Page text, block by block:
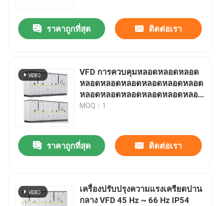
บ้าน
วิดีโอ
เกี่ยวกับเรา
ทัวร์โรงงาน
การควบคุมคุณภาพ
ราคาถูกที่สุด ติดต่อเรา
VFD การควบคุมหลอดหลอดหลอด
หลอดหลอดหลอดหลอดหลอดหลอด
หลอดหลอดหลอดหลอดหลอดหลอด
หลอดหลอดหลอดหลอดหลอดหลอด
หลอดหลอดหลอดหลอดหลอดหลอด
หลอดหลอดหลอดหลอดหลอดหลอด
MOQ：1
ราคาถูกที่สุด ติดต่อเรา
เครื่องปรับปรุงความแรงเครียดปาน
กลาง VFD 45 Hz ~ 66 Hz IP54